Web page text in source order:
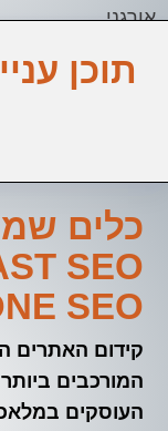
אורגני
תוכן
כלים
SEO
קידום האתרים
המורכבים
העוסקים